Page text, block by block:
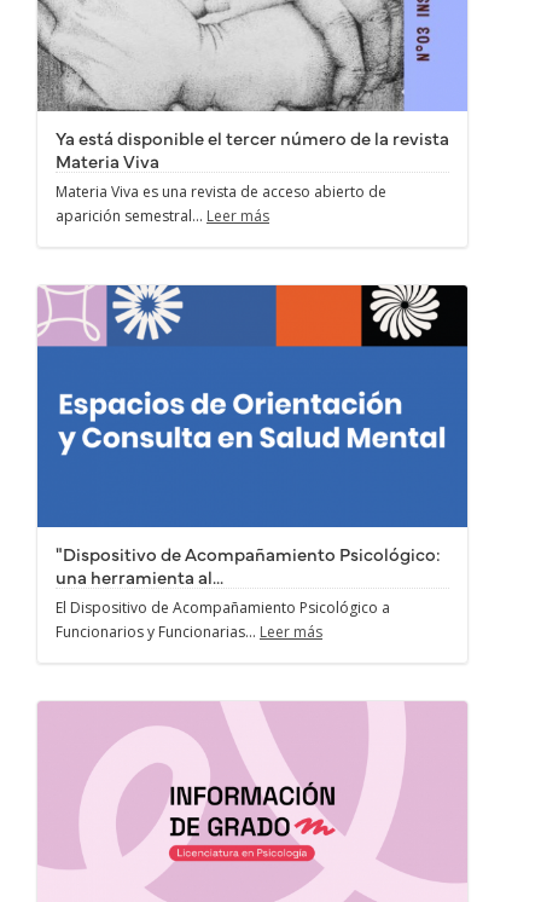
Ya está disponible el tercer número de la revista
Materia Viva
Materia Viva es una revista de acceso abierto de
aparición semestral... Leer más
"Dispositivo de Acompañamiento Psicológico:
una herramienta al...
El Dispositivo de Acompañamiento Psicológico a
Funcionarios y Funcionarias... Leer más